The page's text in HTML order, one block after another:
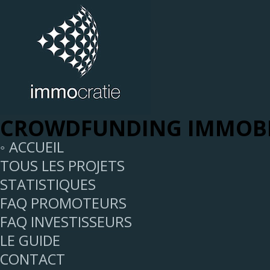
CROWDFUNDING
◦ ACCUEIL
TOUS LES PROJETS
STATISTIQUES
FAQ PROMOTEURS
FAQ INVESTISSEURS
LE GUIDE
CONTACT